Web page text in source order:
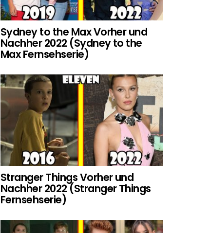
Sydney to the Max Vorher und
Nachher 2022 (Sydney to the
Max Fernsehserie)
Stranger Things Vorher und
Nachher 2022 (Stranger Things
Fernsehserie)